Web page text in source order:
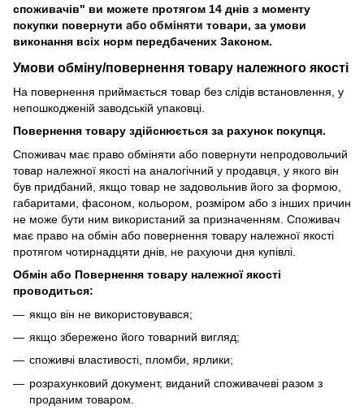
споживачів" ви можете протягом 14 днів з моменту
покупки повернути або обміняти товари, за умови
виконання всіх норм передбачених Законом.
Умови обміну/повернення товару належного якості
На повернення приймається товар без слідів встановлення, у
непошкодженій заводській упаковці.
Повернення товару здійснюється за рахунок покупця.
Споживач має право обміняти або повернути непродовольчий
товар належної якості на аналогічний у продавця, у якого він
був придбаний, якщо товар не задовольнив його за формою,
габаритами, фасоном, кольором, розміром або з інших причин
не може бути ним використаний за призначенням. Споживач
має право на обмін або повернення товару належної якості
протягом чотирнадцяти днів, не рахуючи дня купівлі.
Обмін або Повернення товару належної якості
проводиться:
якщо він не використовувався;
якщо збережено його товарний вигляд;
споживчі властивості, пломби, ярлики;
розрахунковий документ, виданий споживачеві разом з
проданим товаром.